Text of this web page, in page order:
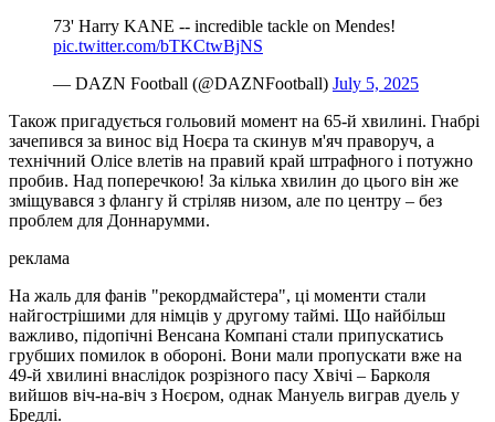
73' Harry KANE -- incredible tackle on Mendes!
pic.twitter.com/bTKCtwBjNS
— DAZN Football (@DAZNFootball) July 5, 2025
Також пригадується гольовий момент на 65-й хвилині. Гнабрі
зачепився за винос від Ноєра та скинув м'яч праворуч, а
технічний Олісе влетів на правий край штрафного і потужно
пробив. Над поперечкою! За кілька хвилин до цього він же
зміщувався з флангу й стріляв низом, але по центру – без
проблем для Доннарумми.
реклама
На жаль для фанів "рекордмайстера", ці моменти стали
найгострішими для німців у другому таймі. Що найбільш
важливо, підопічні Венсана Компані стали припускатись
грубших помилок в обороні. Вони мали пропускати вже на
49-й хвилині внаслідок розрізного пасу Хвічі – Барколя
вийшов віч-на-віч з Ноєром, однак Мануель виграв дуель у
Бредлі.